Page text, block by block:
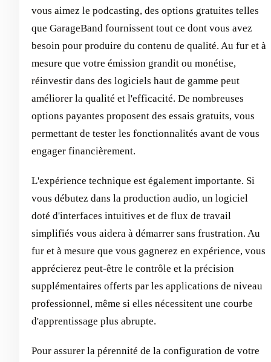
vous aimez le podcasting, des options gratuites telles
que GarageBand fournissent tout ce dont vous avez
besoin pour produire du contenu de qualité. Au fur et à
mesure que votre émission grandit ou monétise,
réinvestir dans des logiciels haut de gamme peut
améliorer la qualité et l'efficacité. De nombreuses
options payantes proposent des essais gratuits, vous
permettant de tester les fonctionnalités avant de vous
engager financièrement.
L'expérience technique est également importante. Si
vous débutez dans la production audio, un logiciel
doté d'interfaces intuitives et de flux de travail
simplifiés vous aidera à démarrer sans frustration. Au
fur et à mesure que vous gagnerez en expérience, vous
apprécierez peut-être le contrôle et la précision
supplémentaires offerts par les applications de niveau
professionnel, même si elles nécessitent une courbe
d'apprentissage plus abrupte.
Pour assurer la pérennité de la configuration de votre